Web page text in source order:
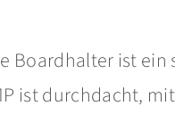
Boardhalter ist
ist durchdacht,